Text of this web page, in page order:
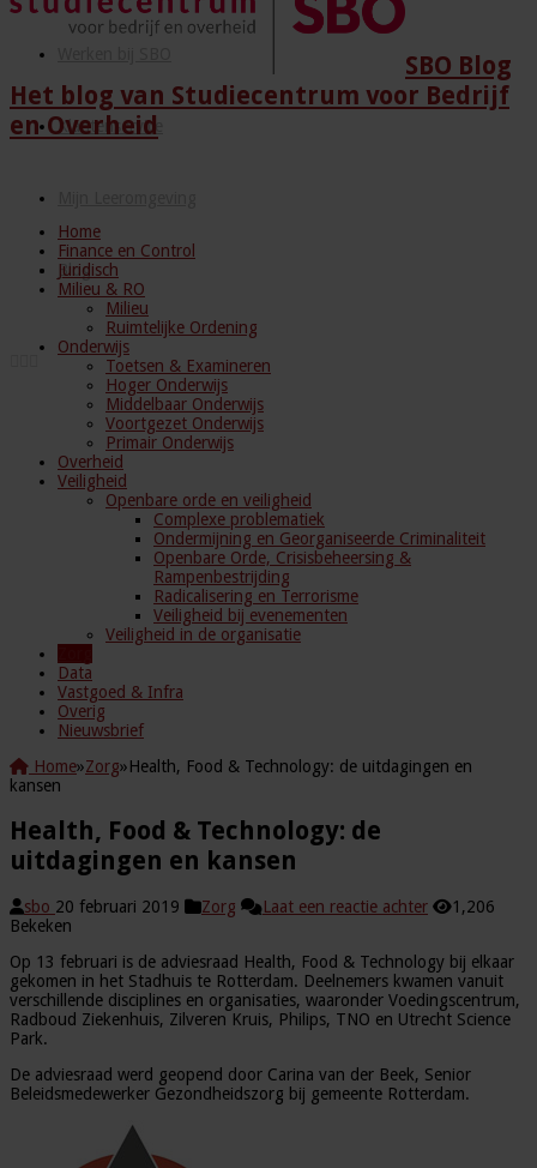
Klantenservice
Blog
SBO Blog
Het blog van Studiecentrum voor Bedrijf
en Overheid
Home
Finance en Control
Juridisch
Milieu & RO
Milieu
Ruimtelijke Ordening
Onderwijs
Toetsen & Examineren
Hoger Onderwijs
Middelbaar Onderwijs
Voortgezet Onderwijs
Primair Onderwijs
Overheid
Veiligheid
Openbare orde en veiligheid
Complexe problematiek
Ondermijning en Georganiseerde Criminaliteit
Openbare Orde, Crisisbeheersing &
Rampenbestrijding
Radicalisering en Terrorisme
Veiligheid bij evenementen
Veiligheid in de organisatie
Data
Vastgoed & Infra
Overig
Nieuwsbrief
Home»Zorg»Health, Food & Technology: de uitdagingen en
kansen
Health, Food & Technology: de
uitdagingen en kansen
sbo 20 februari 2019 Zorg Laat een reactie achter
1,206
Bekeken
Op 13 februari is de adviesraad Health, Food & Technology bij elkaar
gekomen in het Stadhuis te Rotterdam. Deelnemers kwamen vanuit
verschillende disciplines en organisaties, waaronder Voedingscentrum,
Radboud Ziekenhuis, Zilveren Kruis, Philips, TNO en Utrecht Science
Park.
De adviesraad werd geopend door Carina van der Beek, Senior
Beleidsmedewerker Gezondheidszorg bij gemeente Rotterdam.